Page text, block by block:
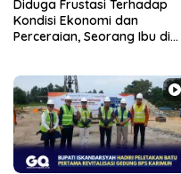
Diduga Frustasi Terhadap
Kondisi Ekonomi dan
Perceraian, Seorang Ibu di